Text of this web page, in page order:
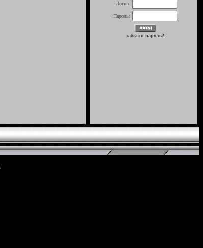
Логин:
Пароль:
забыли пароль?